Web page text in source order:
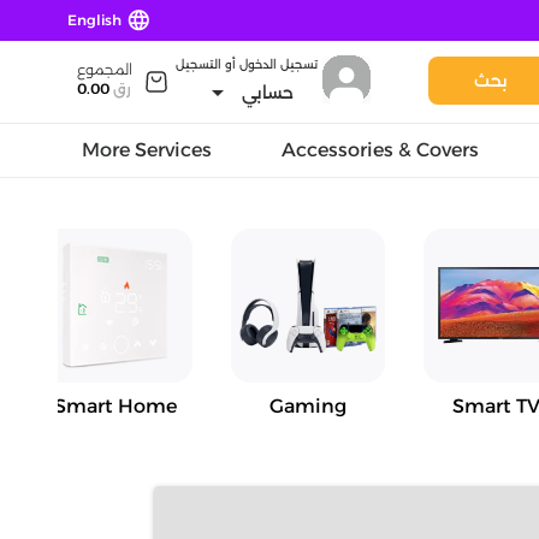
language
English
بحث
تسجيل الدخول أو التسجيل
حسابي arrow_drop_down
المجموع
رق 0.00
Accessories & Covers
More Services
Smart
Gaming
Smart Home